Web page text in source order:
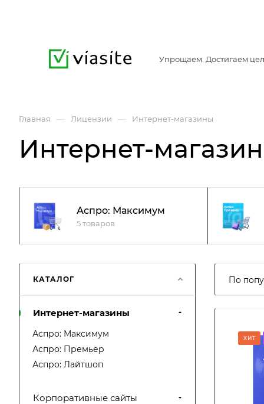
Упрощаем. Достигаем
Главная — Лицензии — Интернет-магазины
Интернет-
Аспро: Максимум
5 товаров
По
ХИТ
КАТАЛОГ
Интернет-магазины
Аспро: Максимум
Аспро: Премьер
Аспро: Лайтшоп
Корпоративные сайты